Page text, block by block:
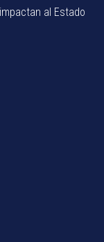
al Estado